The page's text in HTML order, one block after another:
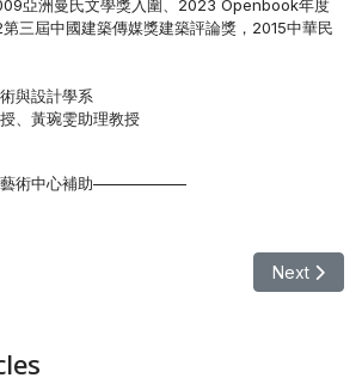
亞洲曼氏文學獎入圍、2023 Openbook年度
三屆中國建築傳媒獎建築評論獎，2015中華民
與設計學系
、黃琬雯助理教授
術中心補助——————
講座】03/23-06/01 每周(一) 《藝術與美學講
Next
Next